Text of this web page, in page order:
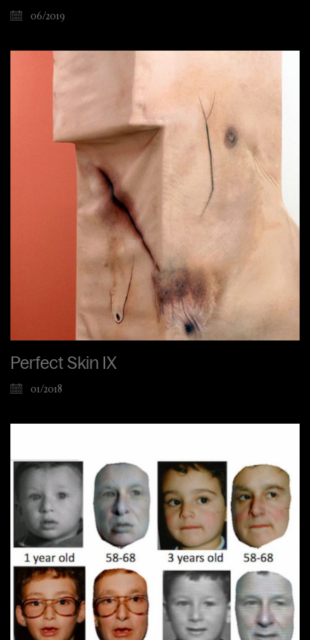
06/2019
Perfect Skin IX
01/2018